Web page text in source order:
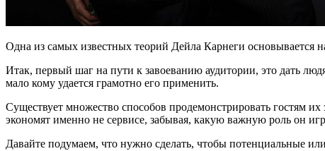
Одна из самых известных теорий Дейла Карнеги основывается
Итак, первый шаг на пути к завоеванию аудитории, это дать
мало кому удается грамотно его применить.
Существует множество способов продемонстрировать гостям
экономят именно не сервисе, забывая, какую важную роль он
Давайте подумаем, что нужно сделать, чтобы потенциальные